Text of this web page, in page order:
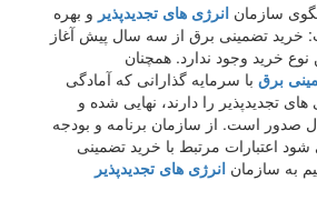
سازمان انرژی های تجدیدپذیر و بهره
خرید تضمینی برق از سه سال پیش آغاز
خرید وجود ندارد. همچنان
برق با سرمایه گذارانی که آمادگی
تجدیدپذیر را دارند، نهایی شده و
صدور است. از سازمان برنامه و بودجه
اعتبارات مرتبط با خرید تضمینی
به سازمان انرژی های تجدیدپذیر